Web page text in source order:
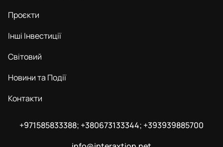
Проєкти
Інші Інвестиції
Світовий
Новини та Події
Контакти
+971585833388; +380673133344; +393939885700